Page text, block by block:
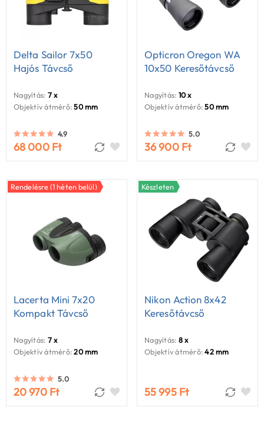
Delta Sailor 7x50
Hajós Távcső
Nagyítás: 7 x
Objektív átmérő: 50 mm
4.9
68 000 Ft
Opticron Oregon WA
10x50 Keresőtávcső
Nagyítás: 10 x
Objektív átmérő: 50 mm
5.0
36 900 Ft
Rendelésre (1 héten belül)
Lacerta Mini 7x20
Kompakt Távcső
Nagyítás: 7 x
Objektív átmérő: 20 mm
5.0
20 970 Ft
Készleten
Nikon Action 8x42
Keresőtávcső
Nagyítás: 8 x
Objektív átmérő: 42 mm
55 995 Ft